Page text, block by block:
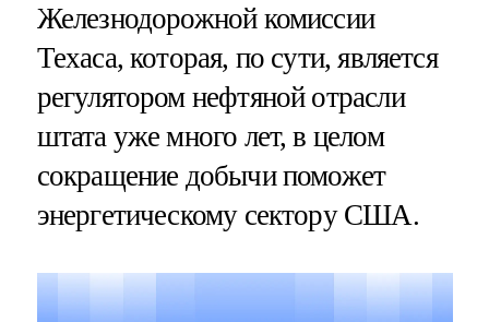
Железнодорожной комиссии
Техаса, которая, по сути, является
регулятором нефтяной отрасли
штата уже много лет, в целом
сокращение добычи поможет
энергетическому сектору США.